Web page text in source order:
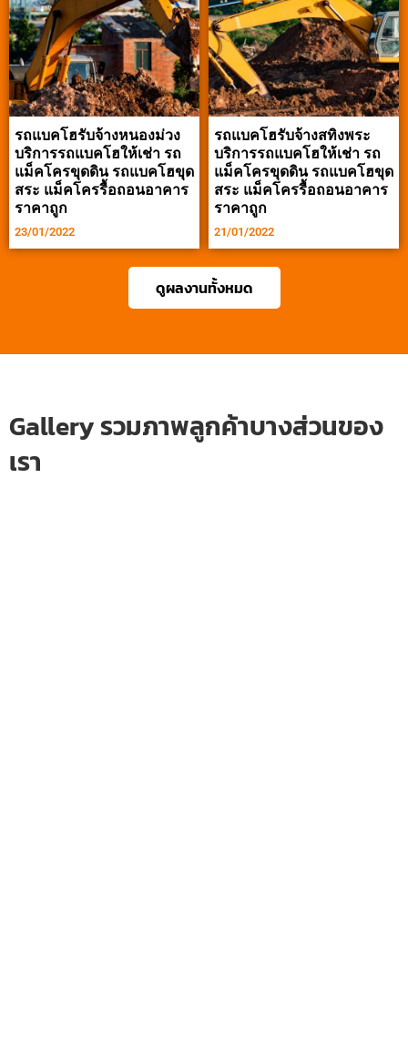
รถแบคโฮรับจ้างหนองม่วง
บริการรถแบคโฮให้เช่า รถ
แม็คโครขุดดิน รถแบคโฮขุด
สระ แม็คโครรื้อถอนอาคาร
ราคาถูก
23/01/2022
รถแบคโฮรับจ้างสทิงพระ
บริการรถแบคโฮให้เช่า รถ
แม็คโครขุดดิน รถแบคโฮขุด
สระ แม็คโครรื้อถอนอาคาร
ราคาถูก
21/01/2022
ดูผลงานทั้งหมด
Gallery รวมภาพลูกค้าบางส่วนของ
เรา